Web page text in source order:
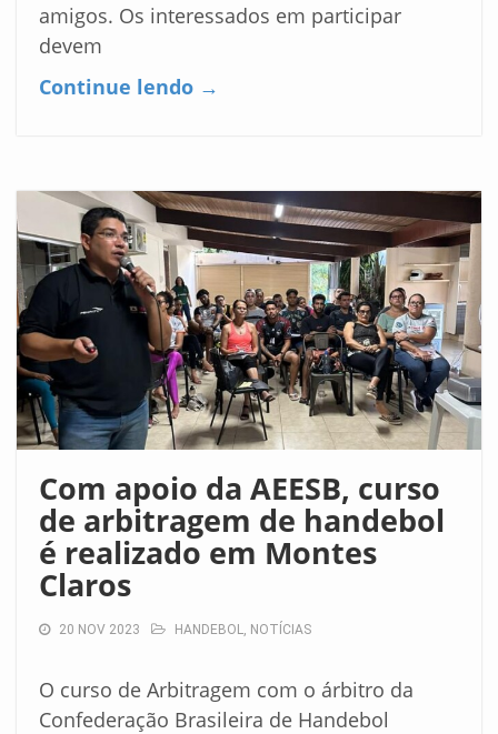
amigos. Os interessados em participar
devem
Continue lendo →
Com apoio da AEESB, curso
de arbitragem de handebol
é realizado em Montes
Claros
20 NOV 2023 HANDEBOL, NOTÍCIAS
O curso de Arbitragem com o árbitro da
Confederação Brasileira de Handebol